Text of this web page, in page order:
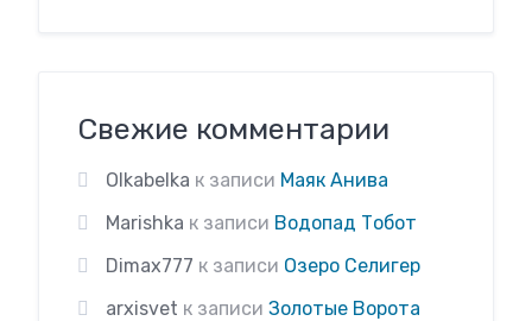
Свежие комментарии
Olkabelka к записи Маяк Анива
Marishka к записи Водопад Тобот
Dimax777 к записи Озеро Селигер
arxisvet к записи Золотые Ворота